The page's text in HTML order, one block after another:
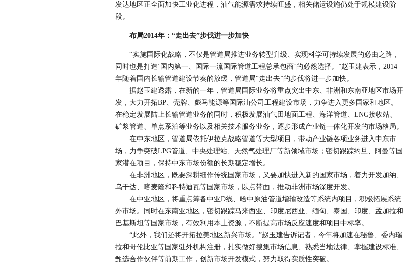
发达地区正全面加快工业化进程，油气能源需求持续旺盛，相关储运设施仍处于规模建设阶
段。
布局2014年：“走出去”步伐进一步加快
“实施国际化战略，不仅是管道局推进业务转型升级、实现科学可持续发展的必由之路，
同时也是打造‘国内第一、国际一流国际管道工程总承包商’的必然选择。”赵玉建表示，2014
年随着国内长输管道建设节奏的放缓，管道局“走出去”的步伐将进一步加快。
据赵玉建透露，在新的一年，管道局国际业务将重点突出中东、非洲和东南亚地区市场开
发，大力开拓BP、壳牌、彪马能源等国际油公司工程建设市场，力争进入更多国家和地区。
在稳定发展陆上长输管道业务的同时，积极发展油气田地面工程、海洋管道、LNG接收站、
矿浆管道、单点系泊等业务以及相关技术服务业务，逐步形成产业链一体化开发的市场格局。
在中东地区，管道局依托伊拉克战略管道等大型项目，带动产业链各项业务进入中东市
场，力争突破LPG管道、中央处理站、天然气处理厂等新领域市场；密切跟踪约旦、阿曼等国
家潜在项目，保持中东市场份额的长期稳定增长。
在非洲地区，既要深耕细作传统国家市场，又要加快进入新的国家市场，着力开发加纳、
乌干达、喀麦隆和科特迪瓦等国家市场，以点带面，推动非洲市场深度开发。
在中亚地区，将重点筹备中亚D线、哈中原油管道增输改造等系统内项目，积极拓展系统
外市场。同时在东南亚地区，密切跟踪马来西亚、印度尼西亚、缅甸、泰国、印度、孟加拉和
巴基斯坦等国家市场，有效利用本土资源，不断提高市场反应速度和项目中标率。
“此外，我们还将开拓拉美地区新兴市场。”赵玉建告诉记者，今年将加速在秘鲁、委内瑞
拉和哥伦比亚等国家驻外机构注册，扎实做好搜集市场信息、熟悉当地法律、掌握建设标准、
甄选合作伙伴等前期工作，创新市场开发模式，努力取得实质性突破。